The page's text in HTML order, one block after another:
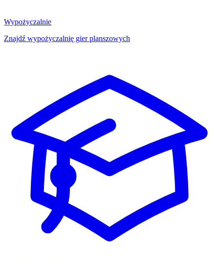
Wypożyczalnie
Znajdź wypożyczalnię gier planszowych